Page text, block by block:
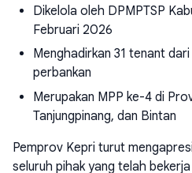
Dikelola oleh DPMPTSP
Februari 2026
Menghadirkan 31 tenant
perbankan
Merupakan MPP ke-4 di
Tanjungpinang, dan Bintan
Pemprov Kepri turut
seluruh pihak yang telah